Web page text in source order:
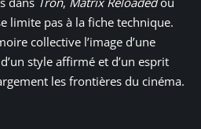
limite pas à la fiche technique.
collective l’image d’une
style affirmé et d’un esprit
les frontières du cinéma.